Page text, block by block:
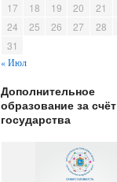
17
18 19 20 21
24
25 26 27 28
31
« Июл
Дополнительное
образование за счёт
государства